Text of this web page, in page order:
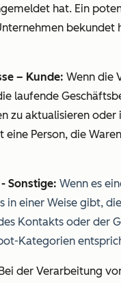
hat. Ein
– Kunde: Wenn die
laufende
zu aktualisieren
eine Person, die
Sonstige: Wenn es
in einer Weise gibt,
Kontakts oder der
Kategorien
der Verarbeitung